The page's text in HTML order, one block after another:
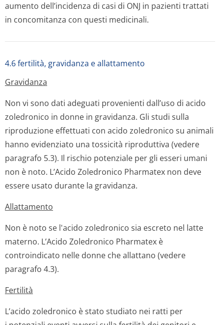
aumento dell’incidenza di casi di ONJ in pazienti trattati
in concomitanza con questi medicinali.
4.6 fertilità, gravidanza e allattamento
Gravidanza
Non vi sono dati adeguati provenienti dall’uso di acido
zoledronico in donne in gravidanza. Gli studi sulla
riproduzione effettuati con acido zoledronico su animali
hanno evidenziato una tossicità riproduttiva (vedere
paragrafo 5.3). Il rischio potenziale per gli esseri umani
non è noto. L’Acido Zoledronico Pharmatex non deve
essere usato durante la gravidanza.
Allattamento
Non è noto se l'acido zoledronico sia escreto nel latte
materno. L’Acido Zoledronico Pharmatex è
controindicato nelle donne che allattano (vedere
paragrafo 4.3).
Fertilità
L’acido zoledronico è stato studiato nei ratti per